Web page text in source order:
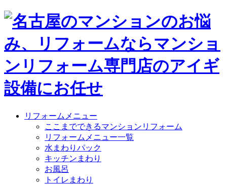
リフォームメニュー
ここまでできるマンションリフォーム
リフォームメニュー一覧
水まわりパック
キッチンまわり
お風呂
トイレまわり